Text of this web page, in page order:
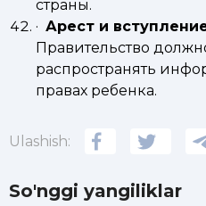
страны.
· Арест и
Правительство
распространять
правах ребенка.
Ulashish:
So'nggi yangiliklar